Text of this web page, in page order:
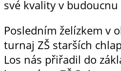
své kvality v budoucnu
Posledním želízkem v
turnaj ZŠ starších
Los nás přiřadil do